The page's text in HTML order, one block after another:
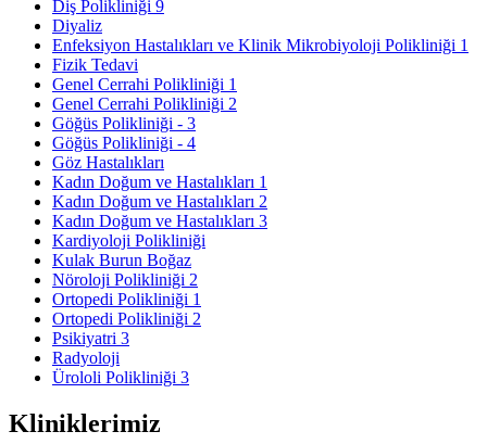
Diş Polikliniği 9
Diyaliz
Enfeksiyon Hastalıkları ve Klinik Mikrobiyoloji Polikliniği 1
Fizik Tedavi
Genel Cerrahi Polikliniği 1
Genel Cerrahi Polikliniği 2
Göğüs Polikliniği - 3
Göğüs Polikliniği - 4
Göz Hastalıkları
Kadın Doğum ve Hastalıkları 1
Kadın Doğum ve Hastalıkları 2
Kadın Doğum ve Hastalıkları 3
Kardiyoloji Polikliniği
Kulak Burun Boğaz
​Nöroloji Polikliniği 2
Ortopedi Polikliniği 1
Ortopedi Polikliniği 2
Psikiyatri 3
Radyoloji
Ürololi Polikliniği 3
Kliniklerimiz